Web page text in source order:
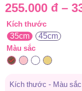
255.000 đ –
Kích thước
35cm
45cm
Màu sắc
Kích thước - Màu sắc